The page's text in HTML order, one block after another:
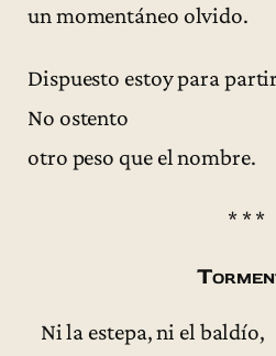
un momentáneo olvido.
Dispuesto estoy para
No ostento
otro peso que el nombre.
* * *
Ni la estepa, ni el baldío,